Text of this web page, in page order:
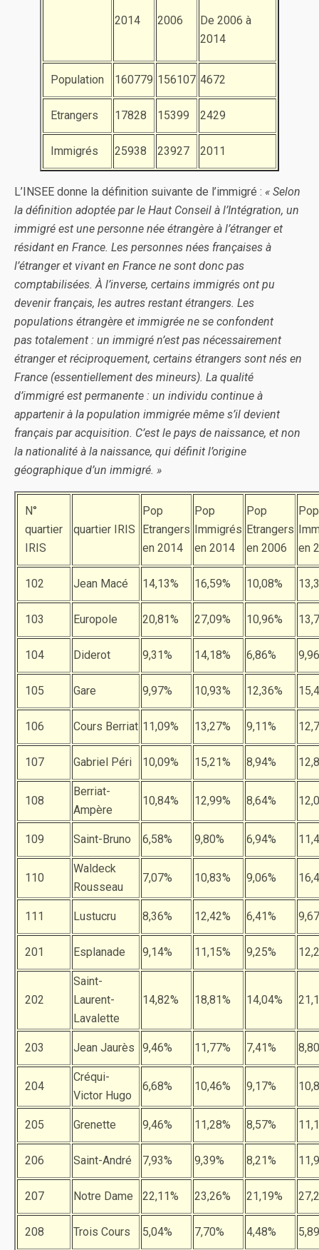
2014 2006
De 2006 à
2014
Population 160779 156107 4672
Etrangers 17828 15399 2429
Immigrés 25938 23927 2011
L’INSEE donne la définition suivante de l’immigré : « Selon
la définition adoptée par le Haut Conseil à l’Intégration, un
immigré est une personne née étrangère à l’étranger et
résidant en France. Les personnes nées françaises à
l’étranger et vivant en France ne sont donc pas
comptabilisées. À l’inverse, certains immigrés ont pu
devenir français, les autres restant étrangers. Les
populations étrangère et immigrée ne se confondent
pas totalement : un immigré n’est pas nécessairement
étranger et réciproquement, certains étrangers sont nés en
France (essentiellement des mineurs). La qualité
d’immigré est permanente : un individu continue à
appartenir à la population immigrée même s’il devient
français par acquisition. C’est le pays de naissance, et non
la nationalité à la naissance, qui définit l’origine
géographique d’un immigré. »
N°
quartier
IRIS
quartier IRIS
Pop
Etrangers
en 2014
Pop
Immigrés
en 2014
Pop
Etrangers
en 2006
Pop
en
102 Jean Macé 14,13% 16,59% 10,08%
103 Europole 20,81% 27,09% 10,96%
104 Diderot 9,31% 14,18% 6,86%
105 Gare 9,97% 10,93% 12,36%
106 Cours Berriat 11,09% 13,27% 9,11%
107 Gabriel Péri 10,09% 15,21% 8,94%
108
Berriat-
Ampère
10,84% 12,99% 8,64%
109 Saint-Bruno 6,58% 9,80% 6,94%
110
Waldeck
Rousseau
7,07% 10,83% 9,06%
111 Lustucru 8,36% 12,42% 6,41%
201 Esplanade 9,14% 11,15% 9,25%
202
Saint-
Laurent-
Lavalette
14,82% 18,81% 14,04%
203 Jean Jaurès 9,46% 11,77% 7,41%
204
Créqui-
Victor Hugo
6,68% 10,46% 9,17%
205 Grenette 9,46% 11,28% 8,57%
206 Saint-André 7,93% 9,39% 8,21%
207 Notre Dame 22,11% 23,26% 21,19%
208 Trois Cours 5,04% 7,70% 4,48%